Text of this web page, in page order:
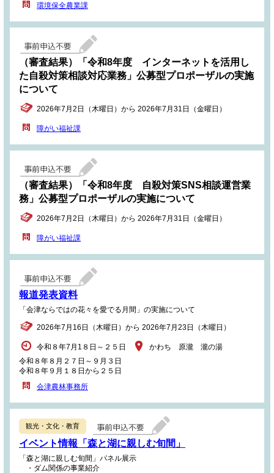
環境保全農業課
（審査結果）「令和8年度 インターネットを活用し
た自殺対策相談対応業務」公募型プロポーザルの実施
について
2026年7月2日（木曜日）から 2026年7月31日（金曜日）
障がい福祉課
（審査結果）「令和8年度 自殺対策SNS相談運営業
務」公募型プロポーザルの実施について
2026年7月2日（木曜日）から 2026年7月31日（金曜日）
障がい福祉課
報道発表資料
「会津ならではの花々を愛でる月間」の実施について
2026年7月16日（木曜日）から 2026年7月23日（木曜日）
令和８年7月1８日～２５日
令和８年８月２７日～９月３日
令和８年９月１８日から２５日
かわち 原瀧 瀧の湯
会津農林事務所
観光・文化・教育
イベント情報「森と湖に親しむ旬間」
「森と湖に親しむ旬間」パネル展示
・ダム関係の事業紹介